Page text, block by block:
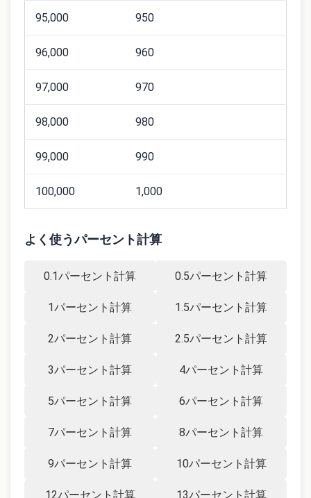
95,000 950
96,000 960
97,000 970
98,000 980
99,000 990
100,000 1,000
よく使うパーセント計算
0.1パーセント計算 0.5パーセント計算
1パーセント計算 1.5パーセント計算
2パーセント計算 2.5パーセント計算
3パーセント計算 4パーセント計算
5パーセント計算 6パーセント計算
7パーセント計算 8パーセント計算
9パーセント計算 10パーセント計算
12パーセント計算 13パーセント計算